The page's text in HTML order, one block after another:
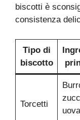
biscotti è
consistenza
Tipo di
biscotto
Torcetti